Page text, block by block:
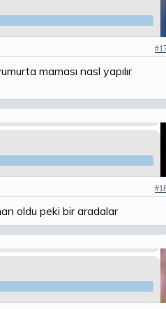
maması nasl yapılır
oldu peki bir aradalar